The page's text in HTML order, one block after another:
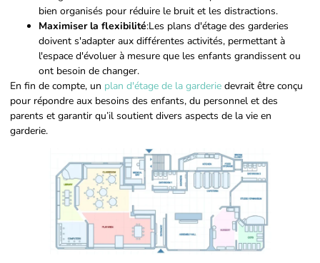
bien organisés pour réduire le bruit et les distractions.
Maximiser la flexibilité:Les plans d'étage des garderies
doivent s'adapter aux différentes activités, permettant à
l'espace d'évoluer à mesure que les enfants grandissent ou
ont besoin de changer.
En fin de compte, un plan d'étage de la garderie devrait être conçu
pour répondre aux besoins des enfants, du personnel et des
parents et garantir qu’il soutient divers aspects de la vie en
garderie.